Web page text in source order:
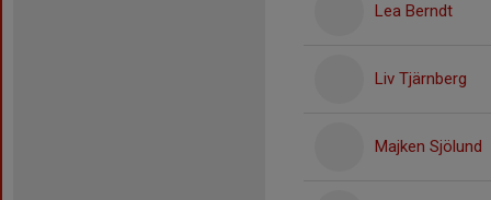
Lea Berndt
Liv Tjärnberg
Majken Sjölund